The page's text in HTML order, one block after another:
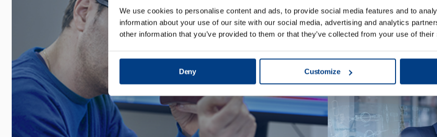
We use cookies to personalise content and ads, to provide social media features and to
information about your use of our site with our social media, advertising and analytics
other information that you’ve provided to them or that they’ve collected from your use of
Deny Customize
Service
verbessern die
kritischen Betrag
Energieverbrauch
Unser
Produktivität zu
Emissionen
Dimension verleiht.